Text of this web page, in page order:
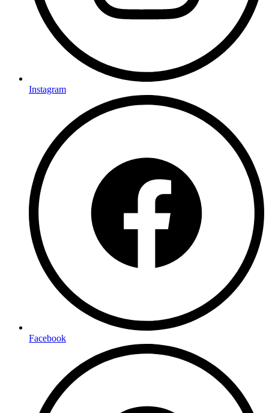
Instagram
Facebook